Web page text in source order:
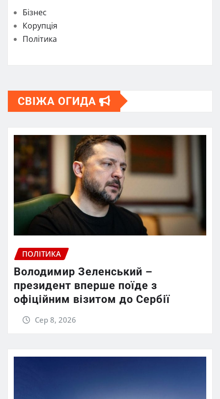
Бізнес
Корупція
Політика
СВІЖА ОГИДА
ПОЛІТИКА
Володимир Зеленський –
президент вперше поїде з
офіційним візитом до Сербії
Сер 8, 2026